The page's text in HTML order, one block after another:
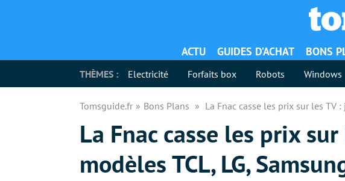
ACTU GUIDES D’ACHAT BONS
THÈMES : Electricité Forfaits box Robots Windows
Tomsguide.fr Bons Plans La Fnac casse les prix sur les TV
La Fnac casse les prix
modèles TCL, LG,